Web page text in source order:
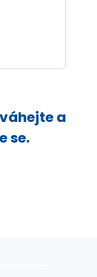
a
se.